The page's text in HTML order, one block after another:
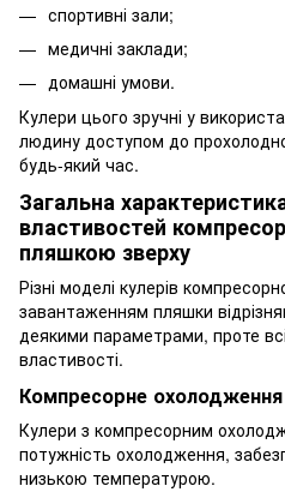
спортивні зали;
медичні заклади;
домашні умови.
Кулери цього зручні у
людину доступом до
будь-який час.
Загальна
властивостей
пляшкою зверху
Різні моделі кулерів
завантаженням пляшки
деякими параметрами, проте
властивості.
Компресорне охолодження
Кулери з компресорним
потужність охолодження,
низькою температурою.